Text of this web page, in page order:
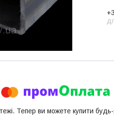
Тепер ви можете купити